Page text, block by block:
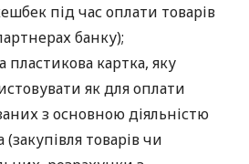
під час оплати товарів
банку);
картка, яку
як для оплати
з основною діяльністю
товарів чи